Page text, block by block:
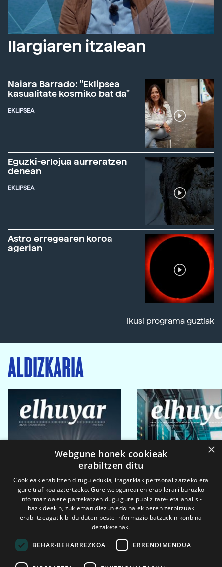
Ilargiaren itzalean
Naiara Barrado: "Eklipsea
kasualitate kosmiko bat da"
EKLIPSEA
Eguzki-erlojua aurreratzen
denean
EKLIPSEA
Astro erregearen koroa
agerian
Ikusi programa guztiak
ALDIZKARIA
×
Webgune honek cookieak
erabiltzen ditu
Cookieak erabiltzen ditugu edukia, iragarkiak pertsonalizatzeko eta
gure trafikoa aztertzeko. Gure webgunearen erabilerari buruzko
informazioa ere partekatzen dugu gure publizitate- eta analisi-
bazkideekin, zuk eman diezun edo haiek beren zerbitzuak
erabiltzeagatik bildu duten beste informazio batzuekin konbina
dezaketenak.
BEHAR-BEHARREZKOA ERRENDIMENDUA